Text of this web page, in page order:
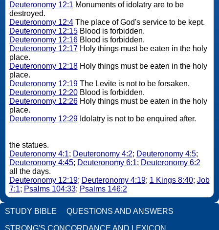
Deuteronomy 12:1 Monuments of idolatry are to be
destroyed.
Deuteronomy 12:4The place of God's service to be kept.
Deuteronomy 12:15Blood is forbidden.
Deuteronomy 12:16Blood is forbidden.
Deuteronomy 12:17Holy things must be eaten in the holy
place.
Deuteronomy 12:18Holy things must be eaten in the holy
place.
Deuteronomy 12:19The Levite is not to be forsaken.
Deuteronomy 12:20Blood is forbidden.
Deuteronomy 12:26Holy things must be eaten in the holy
place.
Deuteronomy 12:29Idolatry is not to be enquired after.
the statues.
Deuteronomy 4:1; Deuteronomy 4:2; Deuteronomy 4:5;
Deuteronomy 4:45; Deuteronomy 6:1; Deuteronomy 6:2
all the days.
Deuteronomy 12:19; Deuteronomy 4:19; 1 Kings 8:40; Job
7:1; Psalms 104:33; Psalms 146:2
STUDY BIBLE QUESTIONS AND ANSWERS
STRONG'S CONCORDANCE AND LEXICON